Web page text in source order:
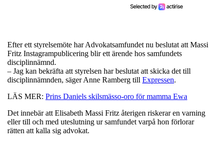
Efter ett styrelsemöte har Advokatsamfundet nu beslutat att Massi
Fritz Instagrampublicering blir ett ärende hos samfundets
disciplinnämnd.
– Jag kan bekräfta att styrelsen har beslutat att skicka det till
disciplinnämnden, säger Anne Ramberg till Expressen.
LÄS MER: Prins Daniels skilsmässo-oro för mamma Ewa
Det innebär att Elisabeth Massi Fritz återigen riskerar en varning
eller till och med uteslutning ur samfundet varpå hon förlorar
rätten att kalla sig advokat.